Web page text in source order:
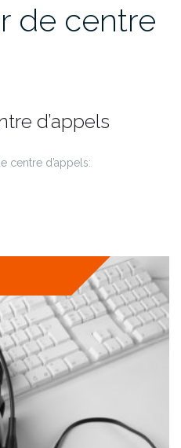
de centre
d’appels
centre d’appels: